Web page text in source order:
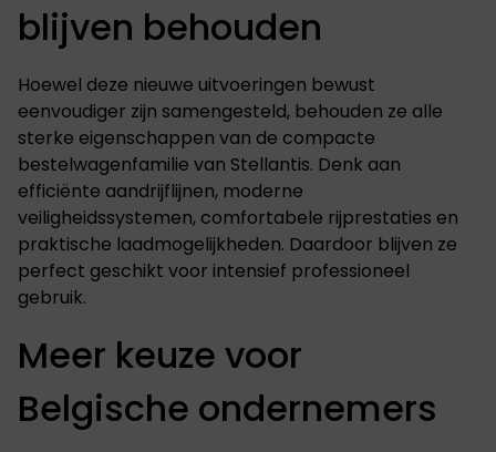
blijven behouden
Hoewel deze nieuwe uitvoeringen bewust
eenvoudiger zijn samengesteld, behouden ze alle
sterke eigenschappen van de compacte
bestelwagenfamilie van Stellantis. Denk aan
efficiënte aandrijflijnen, moderne
veiligheidssystemen, comfortabele rijprestaties en
praktische laadmogelijkheden. Daardoor blijven ze
perfect geschikt voor intensief professioneel
gebruik.
Meer keuze voor
Belgische ondernemers